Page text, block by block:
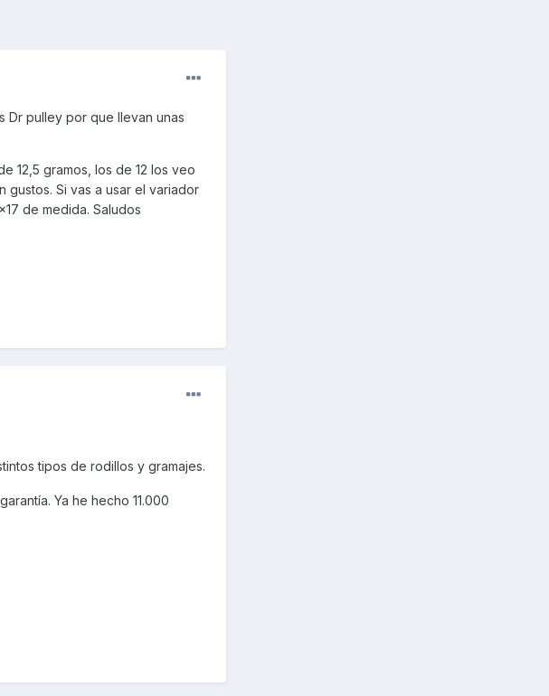
Dr pulley por que llevan unas
12,5 gramos, los de 12 los veo
Si vas a usar el variador
de medida. Saludos
tipos de rodillos y gramajes.
Ya he hecho 11.000